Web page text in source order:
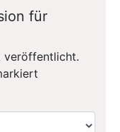
für
veröffentlicht.